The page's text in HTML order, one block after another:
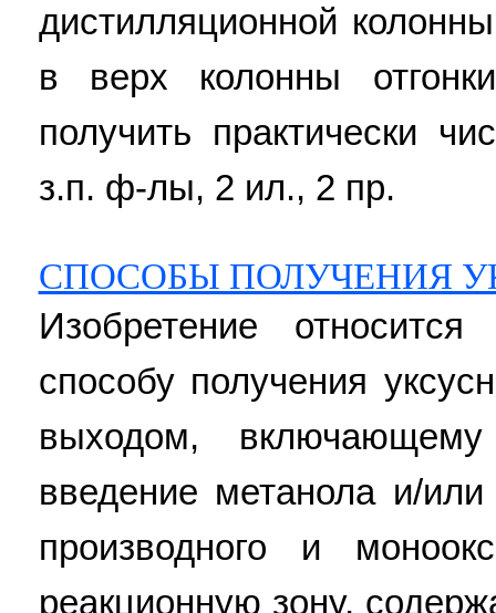
дистилляционной
в верх колонны
получить практически
з.п. ф-лы, 2 ил., 2 пр.
СПОСОБЫ ПОЛУЧЕНИЯ
Изобретение
способу получения
выходом,
введение метанола и/или
производного и
реакционную зону,